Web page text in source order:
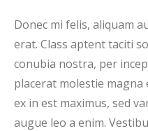
Donec mi felis, aliquam
erat. Class aptent taciti
conubia nostra, per
placerat molestie
ex in est maximus, sed
augue leo a enim.